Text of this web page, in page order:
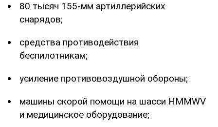
80 тысяч 155-мм артиллерийских
снарядов;
средства противодействия
беспилотникам;
усиление противовоздушной обороны;
машины скорой помощи на шасси HMMWV
и медицинское оборудование;